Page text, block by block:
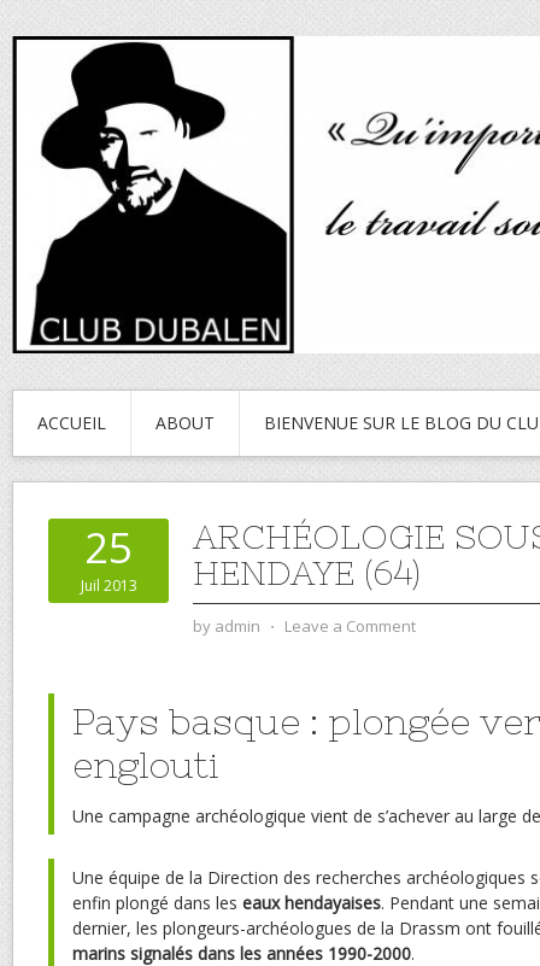
ACCUEIL ABOUT BIENVENUE SUR LE BLOG DU
25
Juil 2013
ARCHÉOLOGIE
HENDAYE (64)
by admin ⋅ Leave a Comment
Pays basque : plongée
englouti
Une campagne archéologique vient de s’achever au large
Une équipe de la Direction des recherches archéologiques
enfin plongé dans les eaux hendayaises. Pendant une
dernier, les plongeurs-archéologues de la Drassm ont
marins signalés dans les années 1990-2000.